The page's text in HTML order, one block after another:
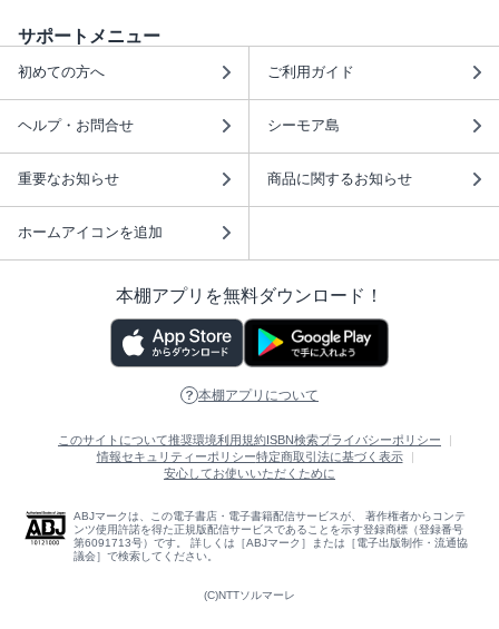
サポートメニュー
初めての方へ ご利用ガイド
ヘルプ・お問合せ シーモア島
重要なお知らせ 商品に関するお知らせ
ホームアイコンを追加
本棚アプリを無料ダウンロード！
本棚アプリについて
このサイトについて推奨環境利用規約 ISBN検索プライバシーポリシー
情報セキュリティーポリシー特定商取引法に基づく表示
安心してお使いいただくために
ABJマークは、この電子書店・電子書籍配信サービスが、 著作権者からコンテ
ンツ使用許諾を得た正規版配信サービスであることを示す登録商標（登録番号
第6091713号）です。 詳しくは［ABJマーク］または［電子出版制作・流通協
議会］で検索してください。
(C)NTTソルマーレ